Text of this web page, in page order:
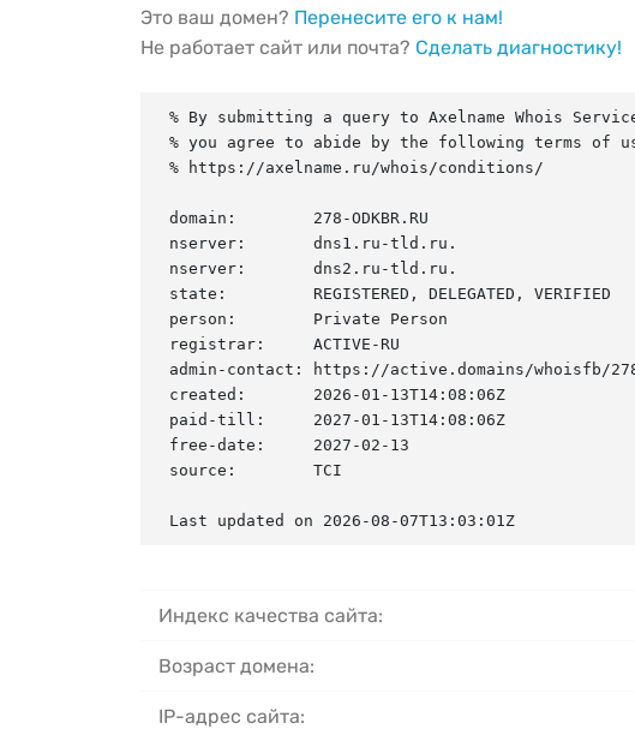
Это ваш домен? Перенесите его к нам!
Не работает сайт или почта? Сделать диагностику!
% By submitting a query to Axelname Whois
% you agree to abide by the following terms of
% https://axelname.ru/whois/conditions/
domain:        278-ODKBR.RU
nserver:       dns1.ru-tld.ru.
nserver:       dns2.ru-tld.ru.
state:         REGISTERED, DELEGATED, VERIFIED
person:        Private Person
registrar:     ACTIVE-RU
admin-contact: https://active.domains/whoisfb/
created:       2026-01-13T14:08:06Z
paid-till:     2027-01-13T14:08:06Z
free-date:     2027-02-13
source:        TCI
Last updated on 2026-08-07T13:03:01Z
Индекс качества сайта:
Возраст домена:
IP-адрес сайта: